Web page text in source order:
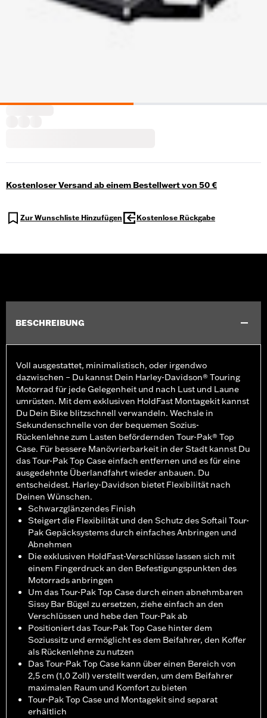
Kostenloser Versand ab einem Bestellwert von 50 €
Zur Wunschliste Hinzufügen Kostenlose Rückgabe
BESCHREIBUNG
Voll ausgestattet, minimalistisch, oder irgendwo
dazwischen – Du kannst Dein Harley-Davidson® Touring
Motorrad für jede Gelegenheit und nach Lust und Laune
umrüsten. Mit dem exklusiven HoldFast Montagekit kannst
Du Dein Bike blitzschnell verwandeln. Wechsle in
Sekundenschnelle von der bequemen Sozius-
Rückenlehne zum Lasten befördernden Tour-Pak® Top
Case. Für bessere Manövrierbarkeit in der Stadt kannst Du
das Tour-Pak Top Case einfach entfernen und es für eine
ausgedehnte Überlandfahrt wieder anbauen. Du
entscheidest. Harley-Davidson bietet Flexibilität nach
Deinen Wünschen.
Schwarzglänzendes Finish
Steigert die Flexibilität und den Schutz des Softail Tour-
Pak Gepäcksystems durch einfaches Anbringen und
Abnehmen
Die exklusiven HoldFast-Verschlüsse lassen sich mit
einem Fingerdruck an den Befestigungspunkten des
Motorrads anbringen
Um das Tour-Pak Top Case durch einen abnehmbaren
Sissy Bar Bügel zu ersetzen, ziehe einfach an den
Verschlüssen und hebe den Tour-Pak ab
Positioniert das Tour-Pak Top Case hinter dem
Soziussitz und ermöglicht es dem Beifahrer, den Koffer
als Rückenlehne zu nutzen
Das Tour-Pak Top Case kann über einen Bereich von
2,5 cm (1,0 Zoll) verstellt werden, um dem Beifahrer
maximalen Raum und Komfort zu bieten
Tour-Pak Top Case und Montagekit sind separat
erhältlich